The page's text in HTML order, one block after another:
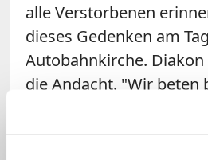
alle Verstorbenen
dieses Gedenken am
Autobahnkirche.
die Andacht. "Wir beten